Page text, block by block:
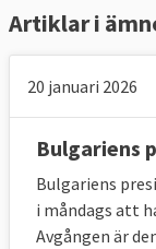
Artiklar i
20 januari 2026
Bulgariens
Bulgariens
i måndags att
Avgången är